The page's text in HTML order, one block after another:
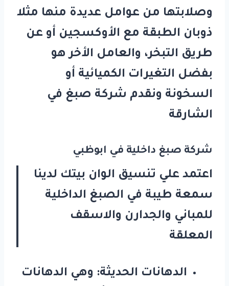
وصلابتها من عوامل عديدة منها مثلا
ذوبان الطبقة مع الأوكسجين أو عن
طريق التبخر، والعامل الأخر هو
بفضل التغيرات الكميائية أو
السخونة ونقدم شركة صبغ في
الشارقة
شركة صبغ داخلية في ابوظبي
اعتمد علي تنسيق الوان بيتك لدينا
سمعة طيبة في الصبغ الداخلية
للمباني والجدارن والاسقف
المعلقة
الدهانات الحديثة: وهي الدهانات